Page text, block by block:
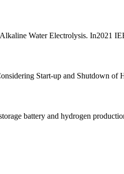
Water Electrolysis. In2021
Start-up and Shutdown
battery and hydrogen